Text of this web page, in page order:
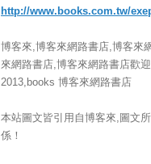
http://www.books.com.tw/
博客來,博客來網路書店,博客來
來網路書店,博客來網路書店歡
2013,books 博客來網路書店
本站圖文皆引用自博客來,圖文
係！